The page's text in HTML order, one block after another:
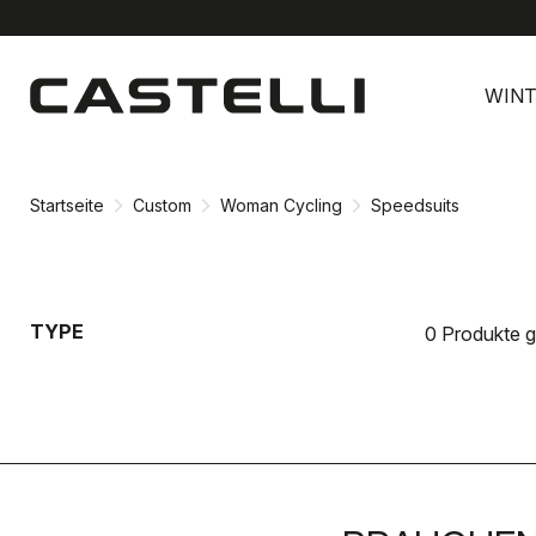
Inhalt
springen
Navigation
springen
Startseite Custom Woman Cycling Speedsuits
TYPE 0 Produkte